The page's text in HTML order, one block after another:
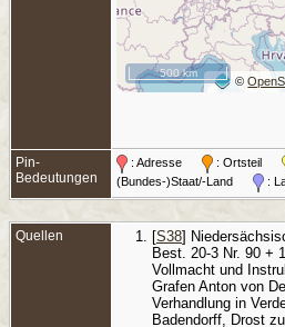
©
500 km
Pin-
Bedeutungen
: Adresse : Ortsteil
(Bundes-)Staat/-Land
:
Quellen [S38]
Best. 20-3 Nr. 90 +
Vollmacht und
Grafen Anton von
Verhandlung in
Badendorff, Drost